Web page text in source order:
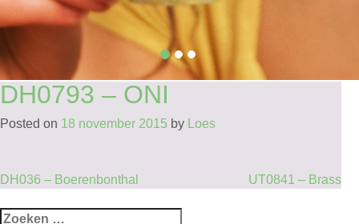
DH0793 – ONI
Posted on 18 november 2015 by Loes
BERICHT
NAVIGATIE
DH036 – Boerenbonthal UT0841 – Brass
Zoeken